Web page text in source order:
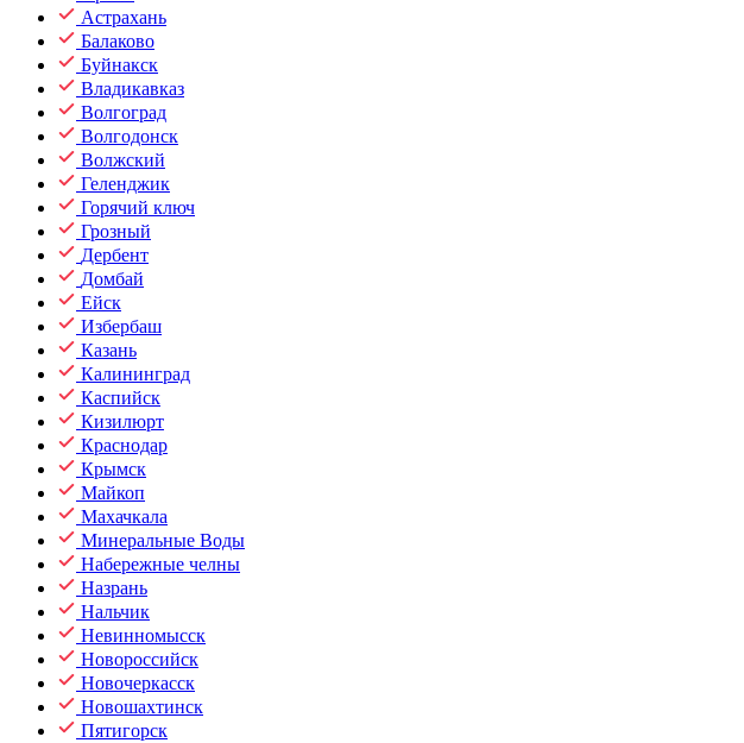
Астрахань
Балаково
Буйнакск
Владикавказ
Волгоград
Волгодонск
Волжский
Геленджик
Горячий ключ
Грозный
Дербент
Домбай
Ейск
Избербаш
Казань
Калининград
Каспийск
Кизилюрт
Краснодар
Крымск
Майкоп
Махачкала
Минеральные Воды
Набережные челны
Назрань
Нальчик
Невинномысск
Новороссийск
Новочеркасск
Новошахтинск
Пятигорск